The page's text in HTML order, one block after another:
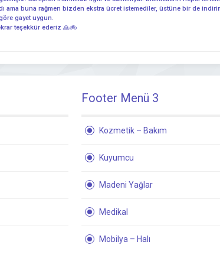
ama buna rağmen bizden ekstra ücret istemediler, üstüne bir de
gayet uygun.
teşekkür ederiz 🙏🚲
Footer Menü 3
Kozmetik – Bakım
Kuyumcu
Madeni Yağlar
Medikal
Mobilya – Halı